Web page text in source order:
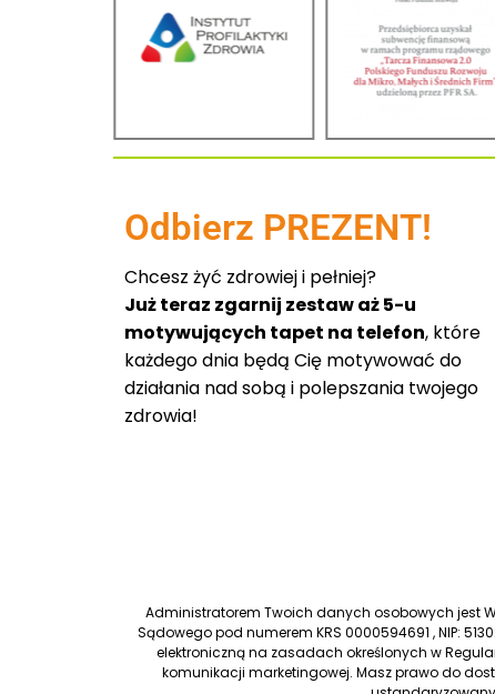
Odbierz PREZENT!
Chcesz żyć zdrowiej i pełniej?
Już teraz zgarnij zestaw aż 5-u
motywujących tapet na telefon, które
każdego dnia będą Cię motywować do
działania nad sobą i polepszania twojego
zdrowia!
Administratorem Twoich danych osobowych jest
Sądowego pod numerem KRS 0000594691 , NIP:
elektroniczną na zasadach określonych w
komunikacji marketingowej. Masz prawo do